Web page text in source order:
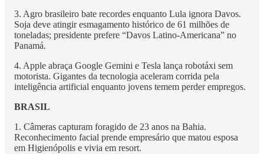
3. Agro brasileiro bate recordes enquanto Lula ignora Davos.
Soja deve atingir esmagamento histórico de 61 milhões de
toneladas; presidente prefere “Davos Latino-Americana” no
Panamá.
4. Apple abraça Google Gemini e Tesla lança robotáxi sem
motorista. Gigantes da tecnologia aceleram corrida pela
inteligência artificial enquanto jovens temem perder empregos.
BRASIL
1. Câmeras capturam foragido de 23 anos na Bahia.
Reconhecimento facial prende empresário que matou esposa
em Higienópolis e vivia em resort.